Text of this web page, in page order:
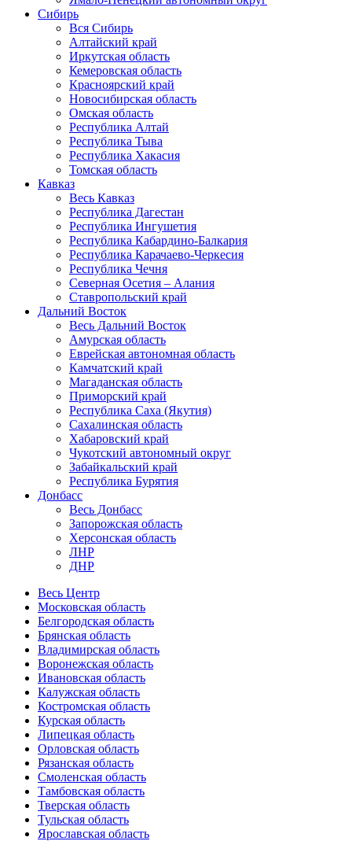
Сибирь
Вся Сибирь
Алтайский край
Иркутская область
Кемеровская область
Красноярский край
Новосибирская область
Омская область
Республика Алтай
Республика Тыва
Республика Хакасия
Томская область
Кавказ
Весь Кавказ
Республика Дагестан
Республика Ингушетия
Республика Кабардино-Балкария
Республика Карачаево-Черкесия
Республика Чечня
Северная Осетия – Алания
Ставропольский край
Дальний Восток
Весь Дальний Восток
Амурская область
Еврейская автономная область
Камчатский край
Магаданская область
Приморский край
Республика Саха (Якутия)
Сахалинская область
Хабаровский край
Чукотский автономный округ
Забайкальский край
Республика Бурятия
Донбасс
Весь Донбасс
Запорожская область
Херсонская область
ЛНР
ДНР
Весь Центр
Московская область
Белгородская область
Брянская область
Владимирская область
Воронежская область
Ивановская область
Калужская область
Костромская область
Курская область
Липецкая область
Орловская область
Рязанская область
Смоленская область
Тамбовская область
Тверская область
Тульская область
Ярославская область